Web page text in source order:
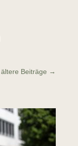
ältere Beiträge →